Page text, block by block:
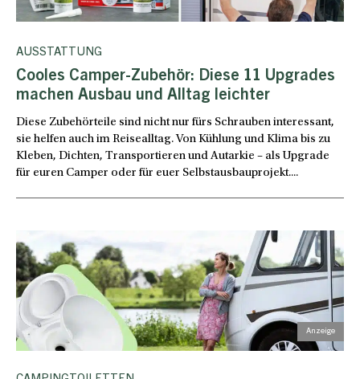
AUSSTATTUNG
Cooles Camper-Zubehör: Diese 11 Upgrades
machen Ausbau und Alltag leichter
Diese Zubehörteile sind nicht nur fürs Schrauben interessant,
sie helfen auch im Reisealltag. Von Kühlung und Klima bis zu
Kleben, Dichten, Transportieren und Autarkie – als Upgrade
für euren Camper oder für euer Selbstausbauprojekt....